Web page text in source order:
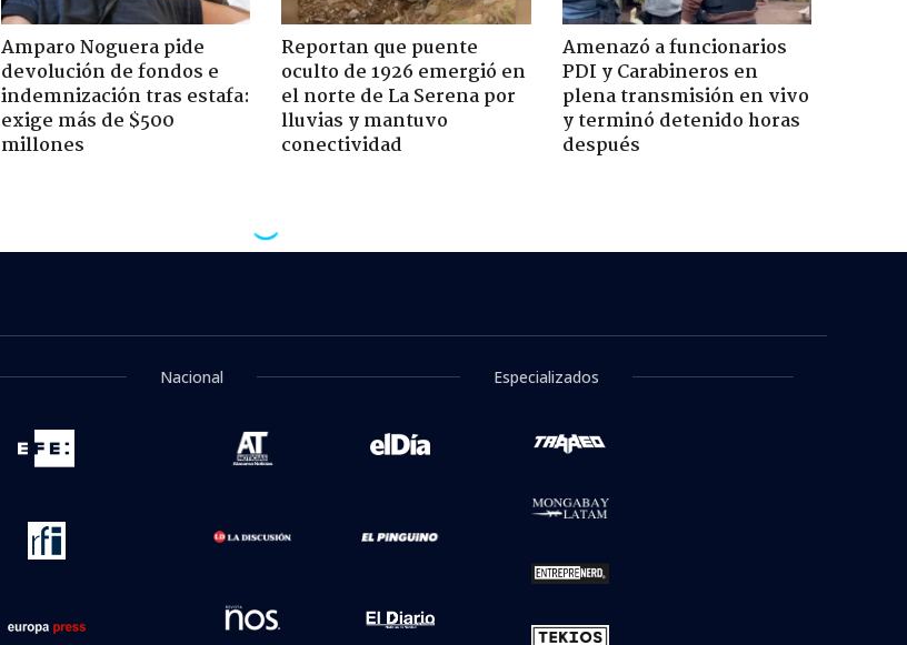
Amparo Noguera pide
devolución de fondos e
indemnización tras estafa:
exige más de $500
millones
Reportan que puente
oculto de 1926 emergió en
el norte de La Serena por
lluvias y mantuvo
conectividad
Amenazó a funcionarios
PDI y Carabineros en
plena transmisión en vivo
y terminó detenido horas
después
Nacional Especializados